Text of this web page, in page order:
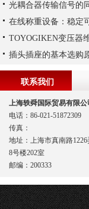
TOYOGIKEN变压器
插头插座的基本选购
联系我们
上海轶舜国际贸易有限公
电话：86-021-51872309
传真：
地址：上海市真南路
8号楼202室
邮编：200333